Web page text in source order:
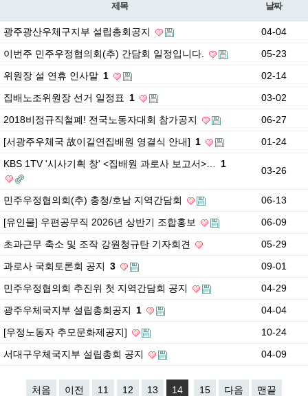
제목 날짜
광주광산우체구지부 설립총회공지
04-04
이번주 민주우정협의회(추) 간담회 일정입니다.
05-23
위원장 설 연휴 인사말 1
02-14
집배노조위원장 선거 일정표 1
03-02
2018비정규직철폐! 전국노동자대회 참가공지
06-27
[서광주우체국 故이길연집배원 영결식 안내] 1
01-24
KBS 1TV '시사기획 창' <집배원 과로사 보고서>… 1
03-26
민주우정협의회(추) 충청/호남 지역간담회
06-13
[유인물] 우편공무직 2026년 상반기 조합홍보
06-09
초과근무 축소 및 조작 강원청규탄 기자회견
05-29
과로사 국회토론회 공지 3
09-01
민주우정협의회 추진위 첫 지역간담회 공지
04-29
광주우체국지부 설립총회공지 1
04-04
[우정노동자 추모문화제공지]
10-24
서대구우체국지부 설립총회 공지
04-09
처음 이전 11 12 13 14 15 다음 맨끝